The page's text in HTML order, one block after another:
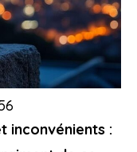
inconvénients :